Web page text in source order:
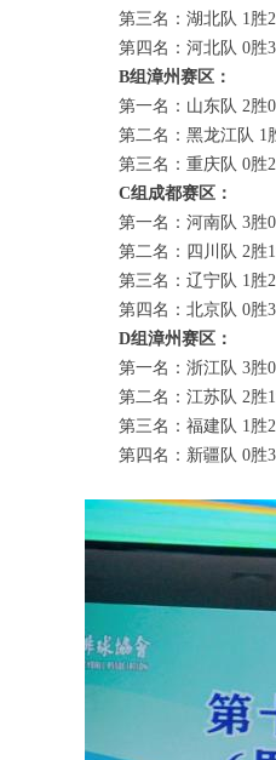
第三名：湖北队 1胜2
第四名：河北队 0胜3
B组漳州赛区：
第一名：山东队 2胜0
第二名：黑龙江队 1
第三名：重庆队 0胜2
C组成都赛区：
第一名：河南队 3胜0
第二名：四川队 2胜1
第三名：辽宁队 1胜2
第四名：北京队 0胜3
D组漳州赛区：
第一名：浙江队 3胜0
第二名：江苏队 2胜1
第三名：福建队 1胜2
第四名：新疆队 0胜3